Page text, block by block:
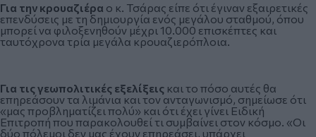
Για την κρουαζιέρα ο κ. Τσάρας είπε ότι έγιναν εξαιρετικές
επενδύσεις με τη δημιουργία ενός μεγάλου σταθμού, όπου
μπορεί να φιλοξενηθούν μέχρι 10.000 επισκέπτες και
ταυτόχρονα τρία μεγάλα κρουαζιερόπλοια.
Για τις γεωπολιτικές εξελίξεις και το πόσο αυτές θα
επηρεάσουν τα λιμάνια και τον ανταγωνισμό, σημείωσε ότι
«μας προβληματίζει πολύ» και ότι έχει γίνει Ειδική
Επιτροπή που παρακολουθεί τι συμβαίνει στον κόσμο. «Οι
δύο πόλεμοι δεν μας έχουν επηρεάσει, υπάρχει